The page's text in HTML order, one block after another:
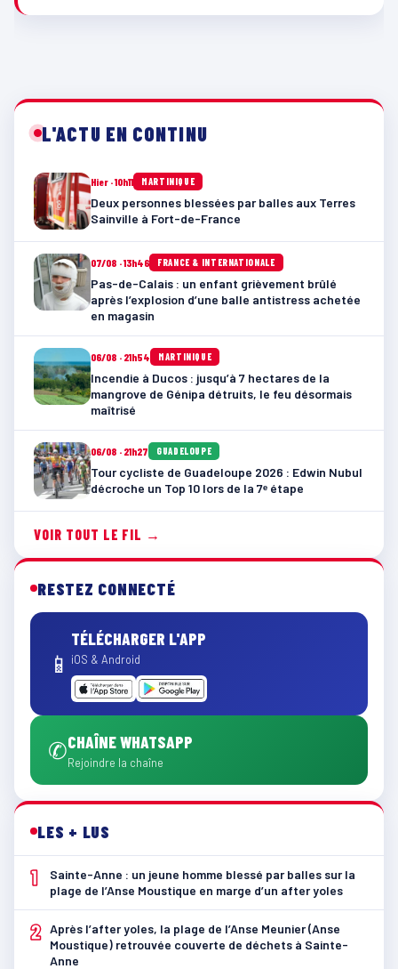
L'ACTU EN CONTINU
Hier · 10h11 MARTINIQUE
Deux personnes blessées par balles aux Terres
Sainville à Fort-de-France
07/08 · 13h46 FRANCE & INTERNATIONALE
Pas-de-Calais : un enfant grièvement brûlé
après l’explosion d’une balle antistress achetée
en magasin
06/08 · 21h54 MARTINIQUE
Incendie à Ducos : jusqu’à 7 hectares de la
mangrove de Génipa détruits, le feu désormais
maîtrisé
06/08 · 21h27 GUADELOUPE
Tour cycliste de Guadeloupe 2026 : Edwin Nubul
décroche un Top 10 lors de la 7ᵉ étape
VOIR TOUT LE FIL →
RESTEZ CONNECTÉ
📱
TÉLÉCHARGER L'APP
iOS & Android
✆CHAÎNE WHATSAPP
Rejoindre la chaîne
LES + LUS
1
Sainte-Anne : un jeune homme blessé par balles sur la
plage de l’Anse Moustique en marge d’un after yoles
2 Après l’after yoles, la plage de l’Anse Meunier (Anse
Moustique) retrouvée couverte de déchets à Sainte-
Anne